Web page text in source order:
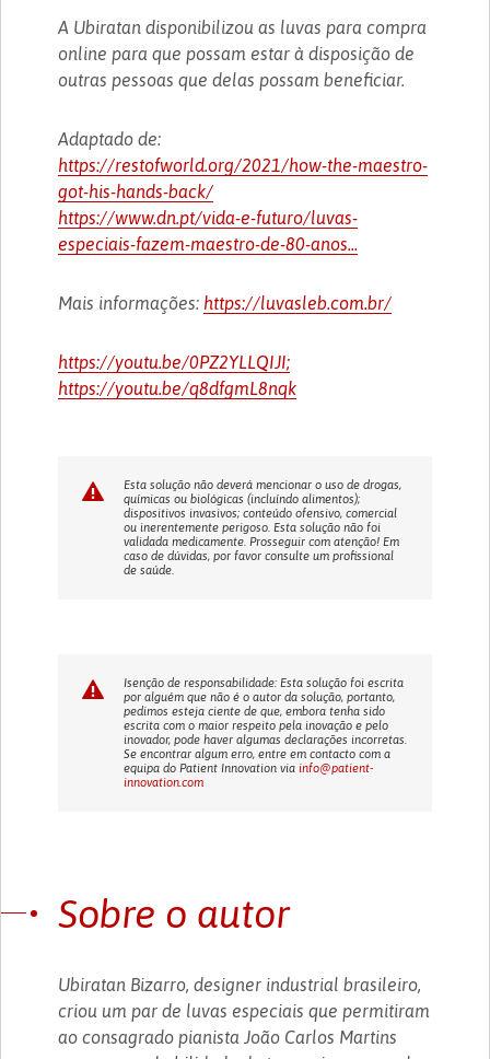
A Ubiratan disponibilizou as luvas para compra
online para que possam estar à disposição de
outras pessoas que delas possam beneficiar.
Adaptado de:
https://restofworld.org/2021/how-the-maestro-
got-his-hands-back/
https://www.dn.pt/vida-e-futuro/luvas-
especiais-fazem-maestro-de-80-anos...
Mais informações: https://luvasleb.com.br/
https://youtu.be/0PZ2YLLQIJI;
https://youtu.be/q8dfgmL8nqk
Esta solução não deverá mencionar o uso de drogas,
químicas ou biológicas (incluíndo alimentos);
dispositivos invasivos; conteúdo ofensivo, comercial
ou inerentemente perigoso. Esta solução não foi
validada medicamente. Prosseguir com atenção! Em
caso de dúvidas, por favor consulte um profissional
de saúde.
Isenção de responsabilidade: Esta solução foi escrita
por alguém que não é o autor da solução, portanto,
pedimos esteja ciente de que, embora tenha sido
escrita com o maior respeito pela inovação e pelo
inovador, pode haver algumas declarações incorretas.
Se encontrar algum erro, entre em contacto com a
equipa do Patient Innovation viainfo@patient-
innovation.com
Sobre o autor
Ubiratan Bizarro, designer industrial brasileiro,
criou um par de luvas especiais que permitiram
ao consagrado pianista João Carlos Martins